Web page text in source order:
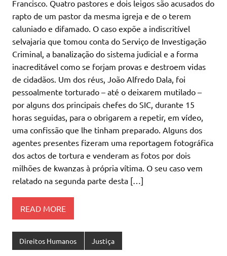
Francisco. Quatro pastores e dois leigos são acusados do
rapto de um pastor da mesma igreja e de o terem
caluniado e difamado. O caso expõe a indiscritível
selvajaria que tomou conta do Serviço de Investigação
Criminal, a banalização do sistema judicial e a forma
inacreditável como se forjam provas e destroem vidas
de cidadãos. Um dos réus, João Alfredo Dala, foi
pessoalmente torturado – até o deixarem mutilado –
por alguns dos principais chefes do SIC, durante 15
horas seguidas, para o obrigarem a repetir, em vídeo,
uma confissão que lhe tinham preparado. Alguns dos
agentes presentes fizeram uma reportagem fotográfica
dos actos de tortura e venderam as fotos por dois
milhões de kwanzas à própria vítima. O seu caso vem
relatado na segunda parte desta […]
READ MORE
Direitos Humanos Justiça